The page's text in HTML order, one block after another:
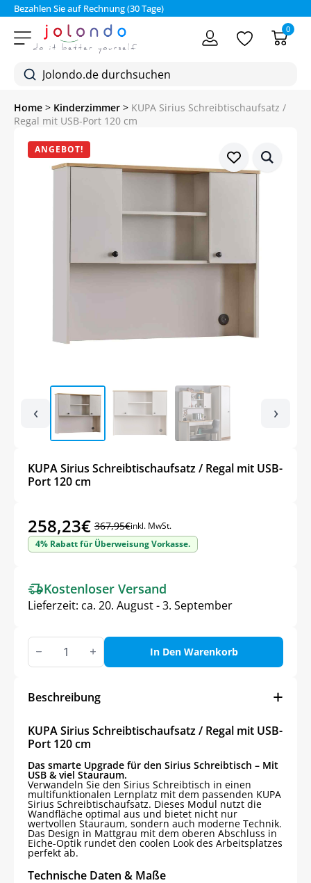
Bezahlen Sie auf Rechnung (30 Tage)
0
Home > Kinderzimmer > KUPA Sirius Schreibtischaufsatz /
Regal mit USB-Port 120 cm
ANGEBOT!
‹ ›
KUPA Sirius Schreibtischaufsatz / Regal mit USB-
Port 120 cm
367,95€
Ursprünglicher
Preis
367,95€
258,23€
Aktueller
Preis
258,23€.
inkl. MwSt.
4% Rabatt für Überweisung Vorkasse.
Kostenloser Versand
Lieferzeit: ca. 20. August - 3. September
KUPA
Sirius
Schreibtischaufsatz
mit
120
cm
Menge
In Den Warenkorb
Beschreibung
KUPA Sirius Schreibtischaufsatz / Regal mit USB-
Port 120 cm
Das smarte Upgrade für den Sirius Schreibtisch – Mit
USB & viel Stauraum.
Verwandeln Sie den Sirius Schreibtisch in einen
multifunktionalen Lernplatz mit dem passenden KUPA
Sirius Schreibtischaufsatz. Dieses Modul nutzt die
Wandfläche optimal aus und bietet nicht nur
wertvollen Stauraum, sondern auch moderne Technik.
Das Design in Mattgrau mit dem oberen Abschluss in
Eiche-Optik rundet den coolen Look des Arbeitsplatzes
perfekt ab.
Technische Daten & Maße